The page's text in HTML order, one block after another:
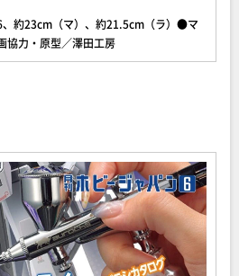
約23cm（マ）、約21.5cm（ラ）●マ
協力・原型／澤田工房